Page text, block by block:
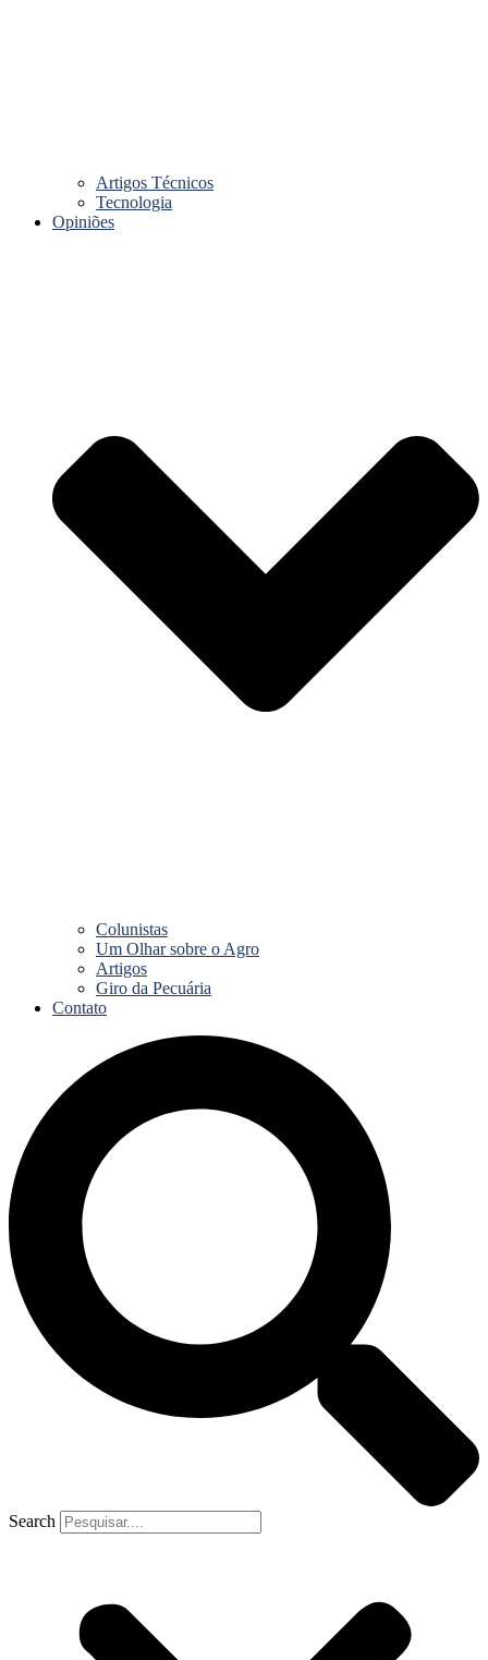
Artigos Técnicos
Tecnologia
Opiniões
Colunistas
Um Olhar sobre o Agro
Artigos
Giro da Pecuária
Contato
Search